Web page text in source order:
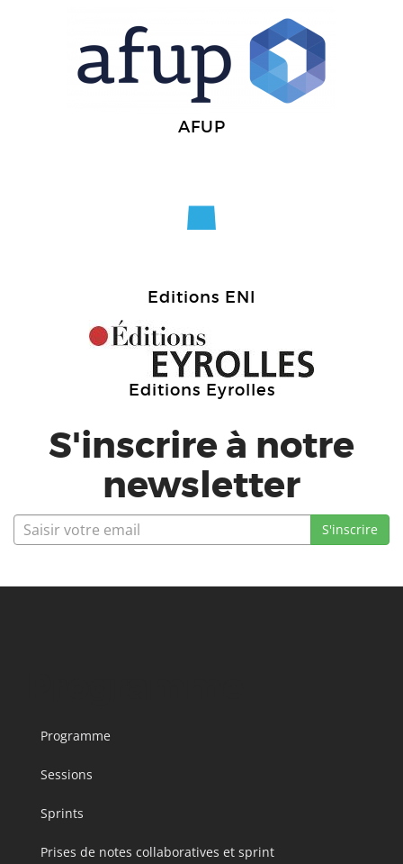
AFUP
Editions ENI
Editions Eyrolles
S'inscrire à notre
newsletter
Programme
Sessions
Sprints
Prises de notes collaboratives et sprint